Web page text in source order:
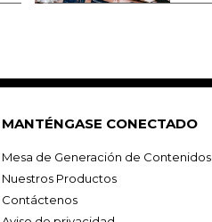
MANTÉNGASE CONECTADO
Mesa de Generación de Contenidos
Nuestros Productos
Contáctenos